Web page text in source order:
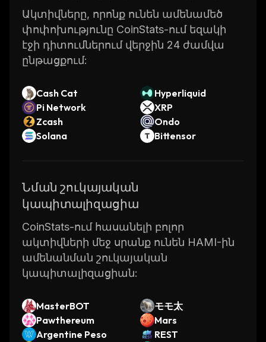
Ակտիվները, որոնք ունեն ամենամեծ
փոփոխությունը CoinStats-ում եզակի
էջի դիտումներում վերջին 24 ժամվա
ընթացքում:
Cash Cat
Hyperliquid
Pi Network
XRP
Zcash
Ondo
Solana
Bittensor
Նման շուկայական
կապիտալիզացիա
CoinStats-ում հասանելի բոլոր
ակտիվների մեջ սրանք ունեն HAMI-ին
ամենանման շուկայական
կապիտալիզացիան:
MasterBOT
モモ太
Pawthereum
Mars
Argentine Peso
REST